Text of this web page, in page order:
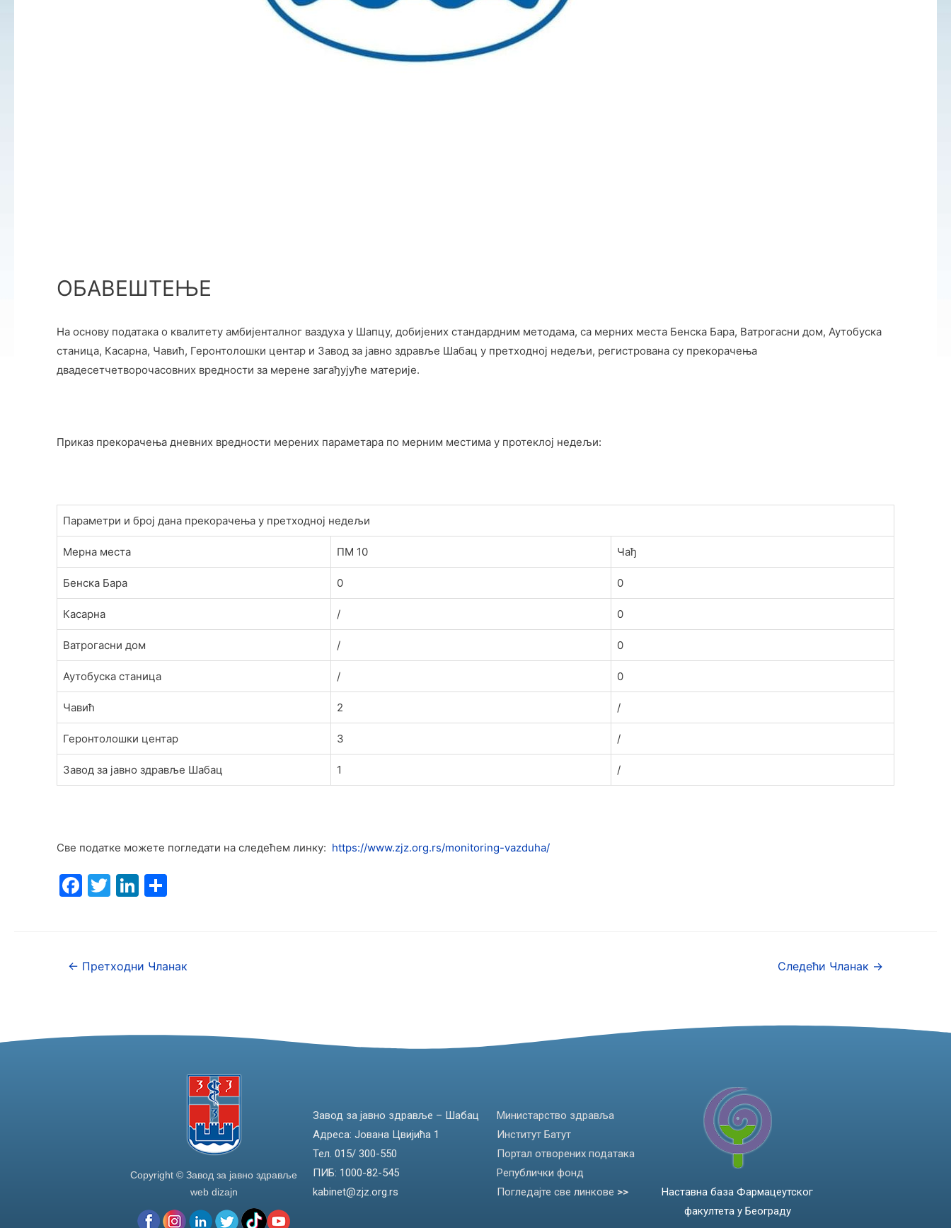
ОБАВЕШТЕЊЕ
На основу података о квалитету амбијенталног ваздуха у Шапцу, добијених стандардним методама, са мерних места Бенска Бара, Ватрогасни дом, Аутобуска
станица, Касарна, Чавић, Геронтолошки центар и Завод за јавно здравље Шабац у претходној недељи, регистрована су прекорачења
двадесетчетворочасовних вредности за мерене загађујуће материје.
Приказ прекорачења дневних вредности мерених параметара по мерним местима у протеклој недељи:
Параметри и број дана прекорачења у претходној недељи
Мерна места ПМ 10 Чађ
Бенска Бара 0 0
Касарна / 0
Ватрогасни дом / 0
Аутобуска станица / 0
Чавић 2 /
Геронтолошки центар 3 /
Завод за јавно здравље Шабац 1 /
Све податке можете погледати на следећем линку: https://www.zjz.org.rs/monitoring-vazduha/
F
b
k
T Li
dI
S
← Претходни Чланак Следећи Чланак →
Copyright © Завод за јавно здравље
web dizajn
Завод за јавно здравље – Шабац
Адреса: Јована Цвијића 1
Тел. 015/ 300-550
ПИБ: 1000-82-545
kabinet@zjz.org.rs
Министарство здравља
Институт Батут
Портал отворених података
Републички фонд
Погледајте све линкове >>
Наставна база Фармацеутског
факултета у Београду